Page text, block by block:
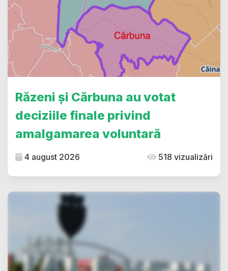
Răzeni și Cărbuna au votat
deciziile finale privind
amalgamarea voluntară
4 august 2026 518 vizualizări